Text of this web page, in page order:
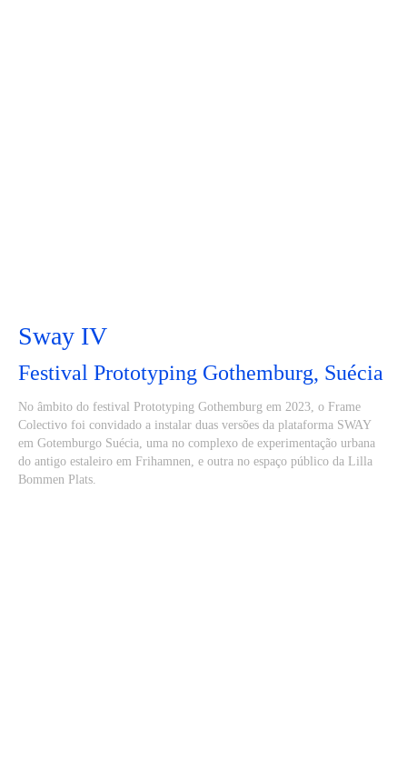
Sway IV
Festival Prototyping Gothemburg, Suécia
No âmbito do festival Prototyping Gothemburg em 2023, o Frame
Colectivo foi convidado a instalar duas versões da plataforma SWAY
em Gotemburgo Suécia, uma no complexo de experimentação urbana
do antigo estaleiro em Frihamnen, e outra no espaço público da Lilla
Bommen Plats.